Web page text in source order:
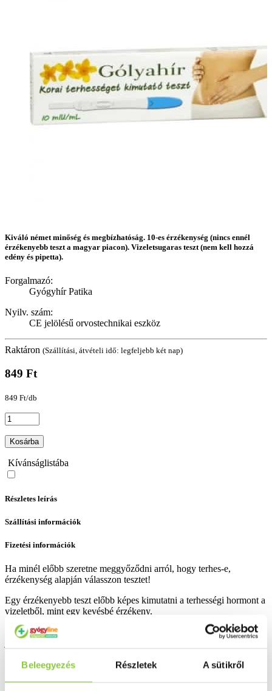
Beleegyezés Részletek A sütikről
Kiváló német minőség és megbízhatóság. 10-es érzékenység (nincs ennél
érzékenyebb teszt a magyar piacon). Vizeletsugaras teszt (nem kell hozzá
edény és pipetta).
Forgalmazó:
Gyógyhír Patika
Nyilv. szám:
CE jelölésű orvostechnikai eszköz
Raktáron (Szállítási, átvételi idő: legfeljebb két nap)
849 Ft
849 Ft/db
Kosárba
Kívánságlistába
Részletes leírás
Szállítási információk
Fizetési információk
Ha minél előbb szeretne meggyőződni arról, hogy terhes-e,
érzékenység alapján válasszon tesztet!
Egy érzékenyebb teszt előbb képes kimutatni a terhességi hormont a
vizeletből, mint egy kevésbé érzékeny.
Egy 10-es érzékenységű teszt 10 mlU (egység) hormonszintnél már
jelzi a terhességet, míg egy 25 mlU érzékenységű teszt csak 2 és